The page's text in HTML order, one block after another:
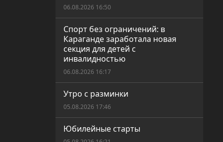
06.08.2026 16:50
Спорт без ограничений: в
Караганде заработала новая
секция для детей с
инвалидностью
06.08.2026 16:17
Утро с разминки
05.08.2026 17:46
Юбилейные старты